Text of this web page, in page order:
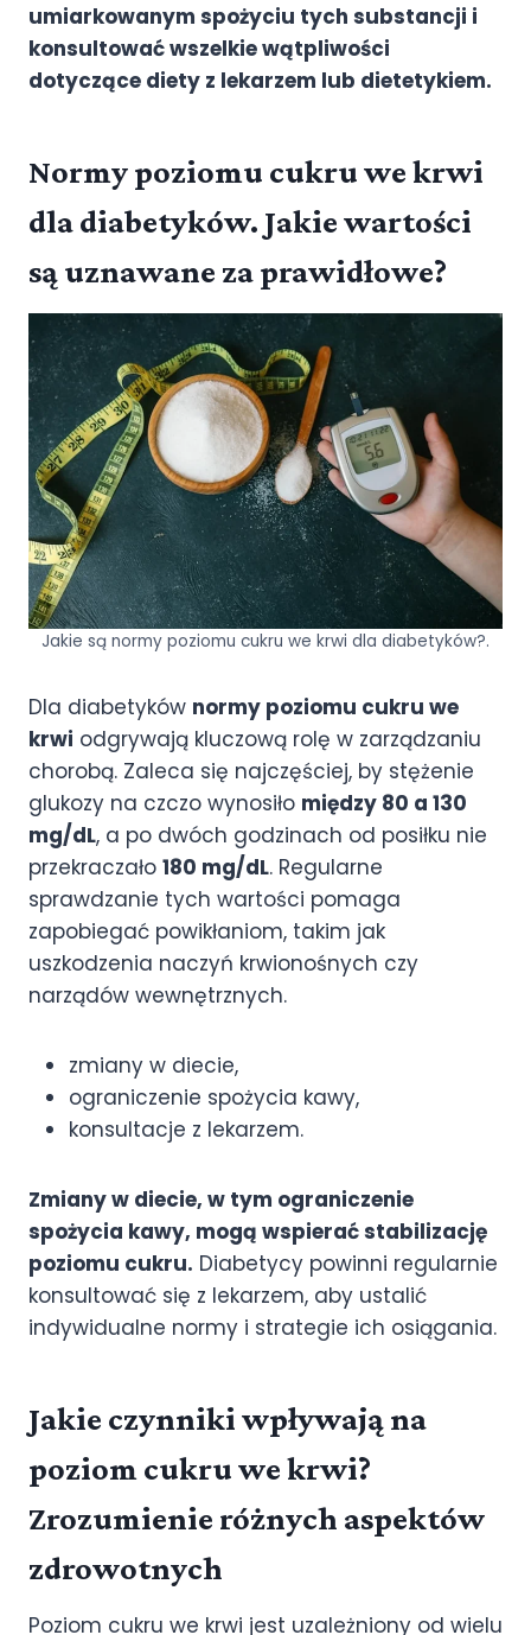
umiarkowanym spożyciu tych substancji i
konsultować wszelkie wątpliwości
dotyczące diety z lekarzem lub dietetykiem.
Normy poziomu cukru we krwi
dla diabetyków. Jakie wartości
są uznawane za prawidłowe?
Jakie są normy poziomu cukru we krwi dla diabetyków?.
Dla diabetyków normy poziomu cukru we
krwi odgrywają kluczową rolę w zarządzaniu
chorobą. Zaleca się najczęściej, by stężenie
glukozy na czczo wynosiło między 80 a 130
mg/dL, a po dwóch godzinach od posiłku nie
przekraczało 180 mg/dL. Regularne
sprawdzanie tych wartości pomaga
zapobiegać powikłaniom, takim jak
uszkodzenia naczyń krwionośnych czy
narządów wewnętrznych.
zmiany w diecie,
ograniczenie spożycia kawy,
konsultacje z lekarzem.
Zmiany w diecie, w tym ograniczenie
spożycia kawy, mogą wspierać stabilizację
poziomu cukru. Diabetycy powinni regularnie
konsultować się z lekarzem, aby ustalić
indywidualne normy i strategie ich osiągania.
Jakie czynniki wpływają na
poziom cukru we krwi?
Zrozumienie różnych aspektów
zdrowotnych
Poziom cukru we krwi jest uzależniony od wielu